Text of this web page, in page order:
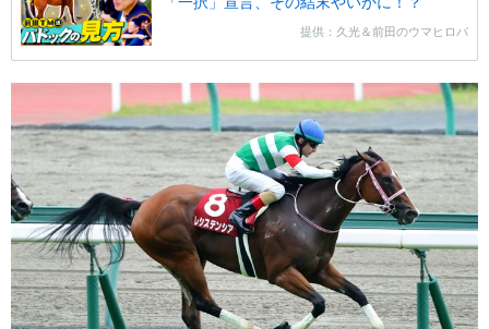
提供：久光＆前田のウマヒロバ